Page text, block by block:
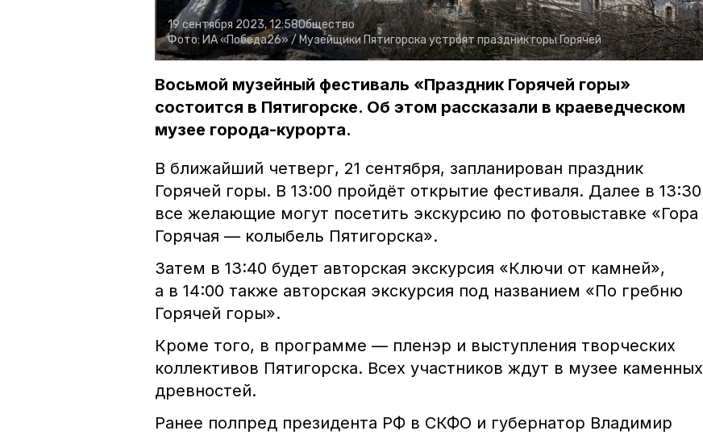
19 сентября 2023, 12:58Общество
Фото: ИА «Победа26» / Музейщики Пятигорска устроят праздник горы Горячей
Восьмой музейный фестиваль «Праздник Горячей горы»
состоится в Пятигорске. Об этом рассказали в краеведческом
музее города-курорта.
В ближайший четверг, 21 сентября, запланирован праздник
Горячей горы. В 13:00 пройдёт открытие фестиваля. Далее в 13:30
все желающие могут посетить экскурсию по фотовыставке «Гора
Горячая — колыбель Пятигорска».
Затем в 13:40 будет авторская экскурсия «Ключи от камней»,
а в 14:00 также авторская экскурсия под названием «По гребню
Горячей горы».
Кроме того, в программе — пленэр и выступления творческих
коллективов Пятигорска. Всех участников ждут в музее каменных
древностей.
Ранее полпред президента РФ в СКФО и губернатор Владимир